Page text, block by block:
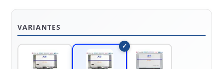
VARIANTES